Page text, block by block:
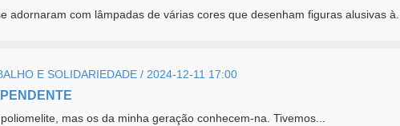
com lâmpadas de várias cores que desenham figuras alusivas à...
E SOLIDARIEDADE / 2024-12-11 17:00
mas os da minha geração conhecem-na. Tivemos...